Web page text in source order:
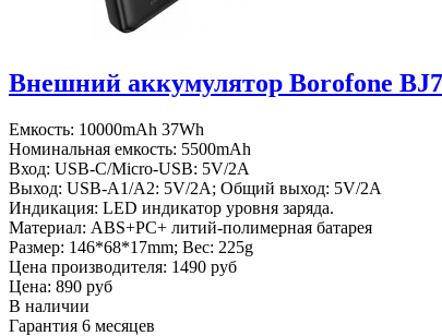
Внешний аккумулятор Borofone
Емкость: 10000mAh 37Wh
Номинальная емкость: 5500mAh
Вход: USB-C/Micro-USB: 5V/2A
Выход: USB-A1/A2: 5V/2A; Общий выход: 5V/2A
Индикация: LED индикатор уровня заряда.
Материал: ABS+PC+ литий-полимерная батарея
Размер: 146*68*17mm; Вес: 225g
Цена производителя: 1490 руб
Цена: 890 руб
В наличии
Гарантия 6 месяцев